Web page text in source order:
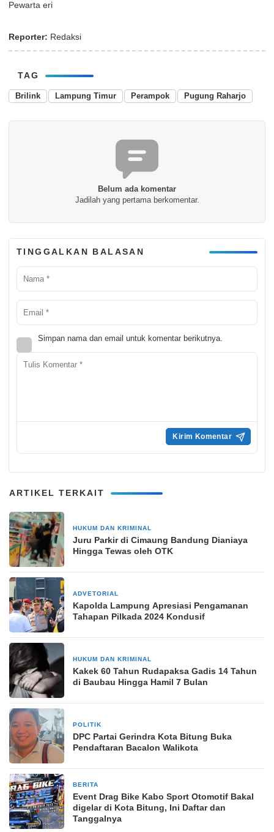
Pewarta eri
Reporter: Redaksi
TAG
Brilink Lampung Timur Perampok Pugung Raharjo
Belum ada komentar
Jadilah yang pertama berkomentar.
TINGGALKAN BALASAN
Simpan nama dan email untuk komentar berikutnya.
ARTIKEL TERKAIT
HUKUM DAN KRIMINAL
Juru Parkir di Cimaung Bandung Dianiaya
Hingga Tewas oleh OTK
ADVETORIAL
Kapolda Lampung Apresiasi Pengamanan
Tahapan Pilkada 2024 Kondusif
HUKUM DAN KRIMINAL
Kakek 60 Tahun Rudapaksa Gadis 14 Tahun
di Baubau Hingga Hamil 7 Bulan
POLITIK
DPC Partai Gerindra Kota Bitung Buka
Pendaftaran Bacalon Walikota
BERITA
Event Drag Bike Kabo Sport Otomotif Bakal
digelar di Kota Bitung, Ini Daftar dan
Tanggalnya